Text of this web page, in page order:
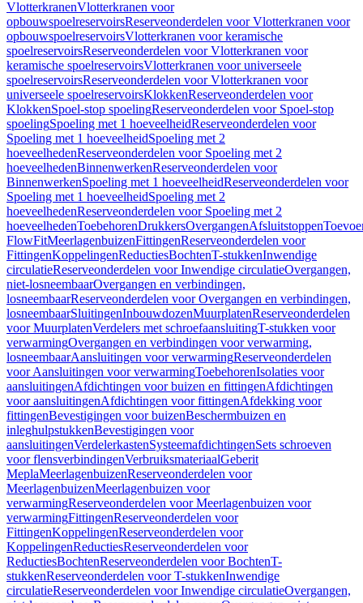
VlotterkranenVlotterkranen voor
opbouwspoelreservoirsReserveonderdelen voor Vlotterkranen voor
opbouwspoelreservoirsVlotterkranen voor keramische
spoelreservoirsReserveonderdelen voor Vlotterkranen voor
keramische spoelreservoirsVlotterkranen voor universeele
spoelreservoirsReserveonderdelen voor Vlotterkranen voor
universeele spoelreservoirsKlokkenReserveonderdelen voor
KlokkenSpoel-stop spoelingReserveonderdelen voor Spoel-stop
spoelingSpoeling met 1 hoeveelheidReserveonderdelen voor
Spoeling met 1 hoeveelheidSpoeling met 2
hoeveelhedenReserveonderdelen voor Spoeling met 2
hoeveelhedenBinnenwerkenReserveonderdelen voor
BinnenwerkenSpoeling met 1 hoeveelheidReserveonderdelen voor
Spoeling met 1 hoeveelheidSpoeling met 2
hoeveelhedenReserveonderdelen voor Spoeling met 2
hoeveelhedenToebehorenDrukkersOvergangenAfsluitstoppen
FlowFitMeerlagenbuizenFittingenReserveonderdelen voor
FittingenKoppelingenReductiesBochtenT-stukkenInwendige
circulatieReserveonderdelen voor Inwendige circulatieOvergangen,
niet-losneembaarOvergangen en verbindingen,
losneembaarReserveonderdelen voor Overgangen en verbindingen,
losneembaarSluitingenInbouwdozenMuurplatenReserveonderdelen
voor MuurplatenVerdelers met schroefaansluitingT-stukken voor
verwarmingOvergangen en verbindingen voor verwarming,
losneembaarAansluitingen voor verwarmingReserveonderdelen
voor Aansluitingen voor verwarmingToebehorenIsolaties voor
aansluitingenAfdichtingen voor buizen en fittingenAfdichtingen
voor aansluitingenAfdichtingen voor fittingenAfdekking voor
fittingenBevestigingen voor buizenBeschermbuizen en
inleghulpstukkenBevestigingen voor
aansluitingenVerdelerkastenSysteemafdichtingenSets schroeven
voor flensverbindingenVerbruiksmateriaalGeberit
MeplaMeerlagenbuizenReserveonderdelen voor
MeerlagenbuizenMeerlagenbuizen voor
verwarmingReserveonderdelen voor Meerlagenbuizen voor
verwarmingFittingenReserveonderdelen voor
FittingenKoppelingenReserveonderdelen voor
KoppelingenReductiesReserveonderdelen voor
ReductiesBochtenReserveonderdelen voor BochtenT-
stukkenReserveonderdelen voor T-stukkenInwendige
circulatieReserveonderdelen voor Inwendige circulatieOvergangen,